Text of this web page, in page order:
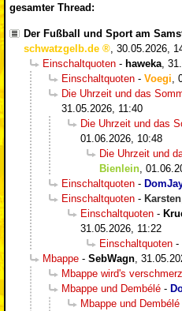
gesamter Thread:
Der Fußball und Sport am
schwatzgelb.de
30.05.2026,
Einschaltquoten - haweka
Einschaltquoten - Voegi
Die Uhrzeit und das
31.05.2026, 11:40
Die Uhrzeit und das
01.06.2026, 10:48
Die Uhrzeit und
Bienlein
Einschaltquoten -
Einschaltquoten - Karsten
Einschaltquoten -
31.05.2026, 11:22
Einschaltquoten -
Mbappe - SebWagn
Mbappe wird's
Mbappe und Dembélé -
Mbappe und Dembélé